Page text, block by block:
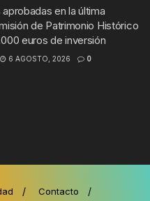
en la última
de Patrimonio Histórico
euros de inversión
6 AGOSTO, 2026 0
Contacto